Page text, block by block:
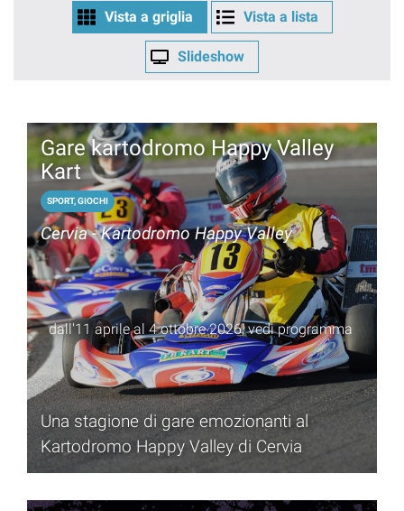
Vista a griglia Vista a lista
Slideshow
Gare kartodromo Happy Valley
Kart
SPORT, GIOCHI
Cervia - Kartodromo Happy Valley
dall'11 aprile al 4 ottobre 2026, vedi programma
Una stagione di gare emozionanti al
Kartodromo Happy Valley di Cervia